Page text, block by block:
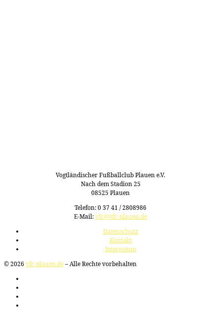
Vogtländischer Fußballclub Plauen e.V.
Nach dem Stadion 25
08525 Plauen
Telefon: 0 37 41 / 2808986
E-Mail:vfc@vfc-plauen.de
Datenschutz
Kontakt
Impressum
© 2026 vfc-plauen.de– Alle Rechte vorbehalten